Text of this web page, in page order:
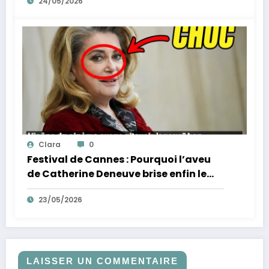
Clara 0
Festival de Cannes : Pourquoi l’aveu
de Catherine Deneuve brise enfin le
mythe de la Croisette
23/05/2026
LAISSER UN COMMENTAIRE